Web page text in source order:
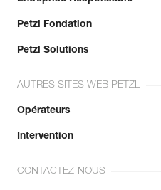
Petzl Fondation
Petzl Solutions
AUTRES SITES WEB PETZL
Opérateurs
Intervention
CONTACTEZ-NOUS